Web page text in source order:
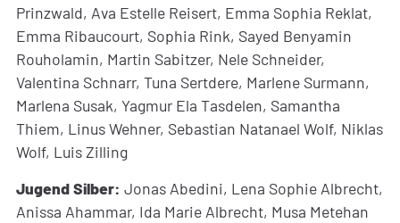
Prinzwald, Ava Estelle Reisert, Emma Sophia Reklat,
Emma Ribaucourt, Sophia Rink, Sayed Benyamin
Rouholamin, Martin Sabitzer, Nele Schneider,
Valentina Schnarr, Tuna Sertdere, Marlene Surmann,
Marlena Susak, Yagmur Ela Tasdelen, Samantha
Thiem, Linus Wehner, Sebastian Natanael Wolf, Niklas
Wolf, Luis Zilling
Jugend Silber: Jonas Abedini, Lena Sophie Albrecht,
Anissa Ahammar, Ida Marie Albrecht, Musa Metehan